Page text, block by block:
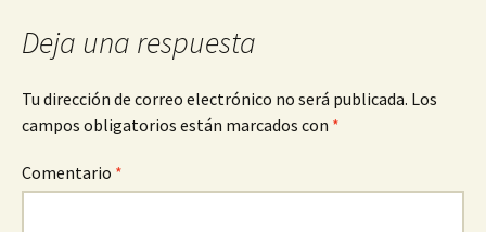
entradas
Deja una respuesta
Tu dirección de correo electrónico no será publicada. Los
campos obligatorios están marcados con *
Comentario *